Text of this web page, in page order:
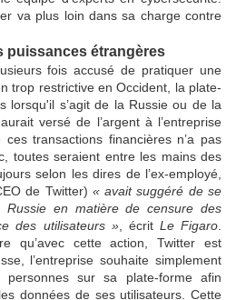
va plus loin dans sa charge contre
puissances étrangères
fois accusé de pratiquer une
trop restrictive en Occident, la plate-
lorsqu'il s’agit de la Russie ou de la
versé de l’argent à l’entreprise
transactions financières n’a pas
toutes seraient entre les mains des
selon les dires de l’ex-employé,
de Twitter) « avait suggéré de se
en matière de censure des
des utilisateurs », écrit Le Figaro
qu’avec cette action, Twitter est
l’entreprise souhaite simplement
sur sa plate-forme afin
données de ses utilisateurs. Cette